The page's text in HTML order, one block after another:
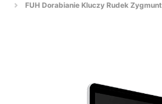
FUH Dorabianie Kluczy Rudek Zygmunt